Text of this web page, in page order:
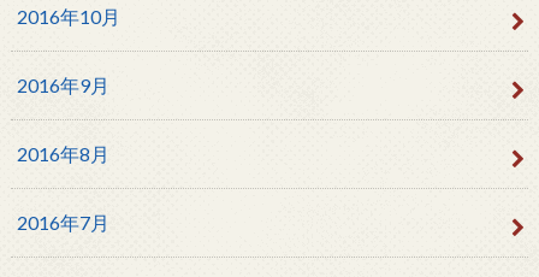
2016年10月
2016年9月
2016年8月
2016年7月